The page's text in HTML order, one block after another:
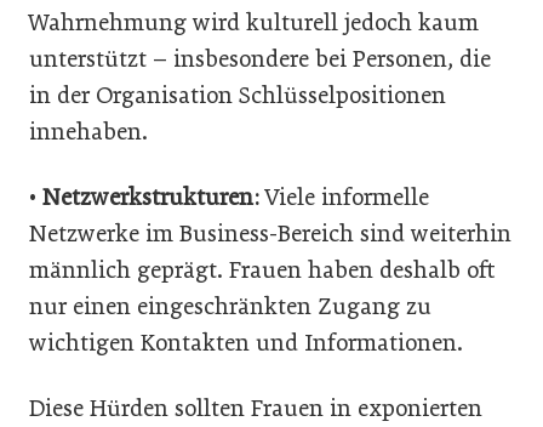
Wahrnehmung wird kulturell jedoch kaum
unterstützt – insbesondere bei Personen, die
in der Organisation Schlüsselpositionen
innehaben.
• Netzwerkstrukturen:Viele informelle
Netzwerke im Business-Bereich sind weiterhin
männlich geprägt. Frauen haben deshalb oft
nur einen eingeschränkten Zugang zu
wichtigen Kontakten und Informationen.
Diese Hürden sollten Frauen in exponierten